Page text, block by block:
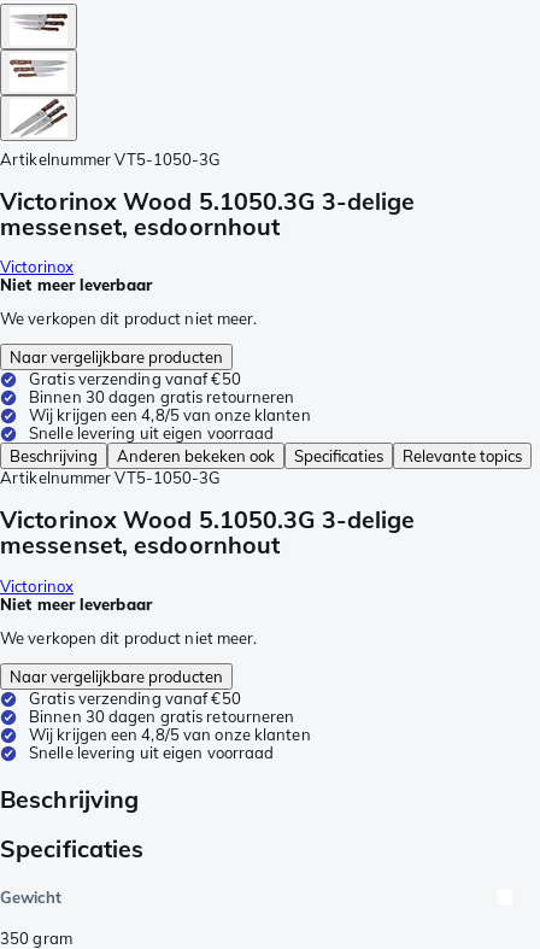
Artikelnummer VT5-1050-3G
Victorinox Wood 5.1050.3G 3-delige
messenset, esdoornhout
Victorinox
Niet meer leverbaar
We verkopen dit product niet meer.
Naar vergelijkbare producten
Gratis verzending vanaf €50
Binnen 30 dagen gratis retourneren
Wij krijgen een 4,8/5 van onze klanten
Snelle levering uit eigen voorraad
Beschrijving
Anderen bekeken ook Specificaties
Relevante topics
Artikelnummer VT5-1050-3G
Victorinox Wood 5.1050.3G 3-delige
messenset, esdoornhout
Victorinox
Niet meer leverbaar
We verkopen dit product niet meer.
Naar vergelijkbare producten
Gratis verzending vanaf €50
Binnen 30 dagen gratis retourneren
Wij krijgen een 4,8/5 van onze klanten
Snelle levering uit eigen voorraad
Beschrijving
Specificaties
Gewicht
350gram